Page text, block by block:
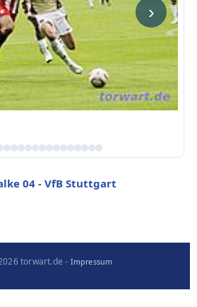
›
04 - VfB Stuttgart
torwart.de - Impressum